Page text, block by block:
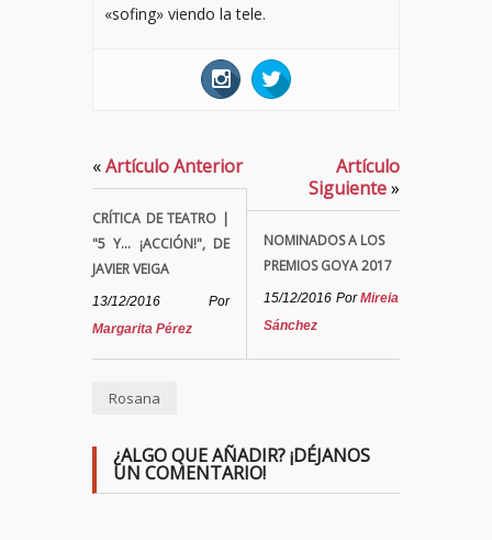
«sofing» viendo la tele.
«Artículo Anterior
CRÍTICA DE TEATRO |
"5 Y... ¡ACCIÓN!", DE
JAVIER VEIGA
13/12/2016
Por
Margarita Pérez
Artículo
Siguiente»
NOMINADOS A LOS
PREMIOS GOYA 2017
15/12/2016 PorMireia
Sánchez
Rosana
¿ALGO QUE AÑADIR? ¡DÉJANOS
UN COMENTARIO!